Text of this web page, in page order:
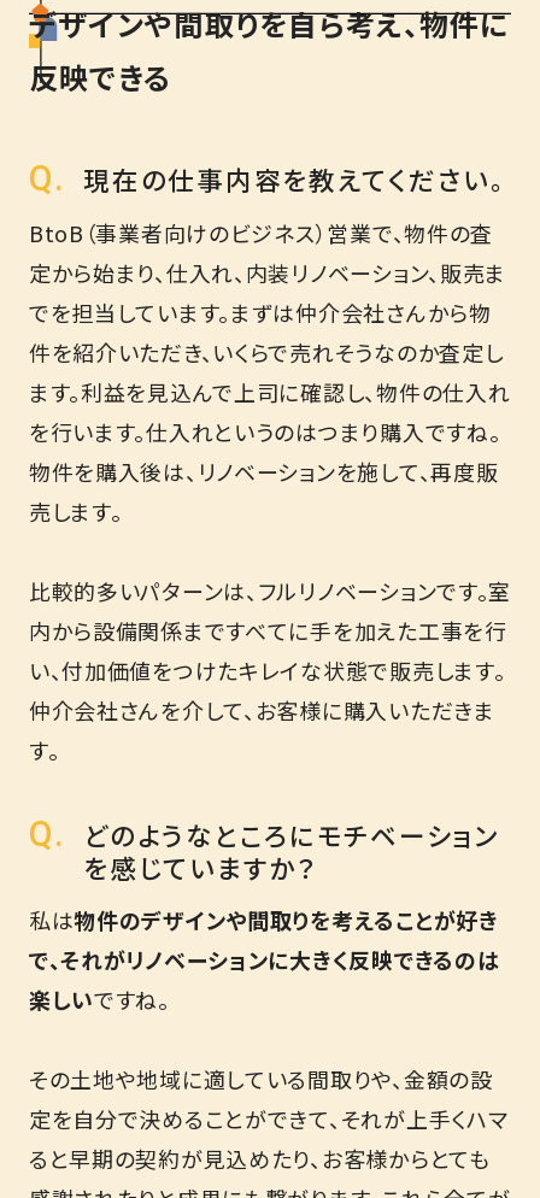
デザインや間取りを自ら考え、物件に
反映できる
現在の仕事内容を教えてください。
BtoB（事業者向けのビジネス）営業で、物件の査
定から始まり、仕入れ、内装リノベーション、販売ま
でを担当しています。まずは仲介会社さんから物
件を紹介いただき、いくらで売れそうなのか査定し
ます。利益を見込んで上司に確認し、物件の仕入れ
を行います。仕入れというのはつまり購入ですね。
物件を購入後は、リノベーションを施して、再度販
売します。
比較的多いパターンは、フルリノベーションです。室
内から設備関係まですべてに手を加えた工事を行
い、付加価値をつけたキレイな状態で販売します。
仲介会社さんを介して、お客様に購入いただきま
す。
どのようなところにモチベーション
を感じていますか？
私は物件のデザインや間取りを考えることが好き
で、それがリノベーションに大きく反映できるのは
楽しいですね。
その土地や地域に適している間取りや、金額の設
定を自分で決めることができて、それが上手くハマ
ると早期の契約が見込めたり、お客様からとても